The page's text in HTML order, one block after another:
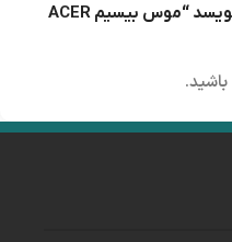
اولین کسی باشید که دیدگاهی می نویسد “موس بیسیم ACER
باشید.